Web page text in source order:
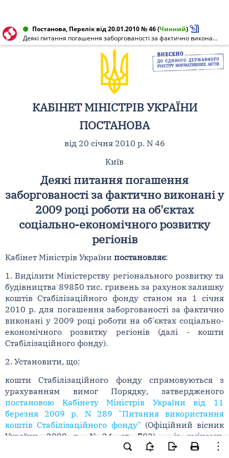
Постанова, Перелік від 20.01.2010 № 46(Чинний)
Деякі питання погашення заборгованості за фактично виконані у 2009 році роботи на об'єктах соціально-економічного розвитку регіонів